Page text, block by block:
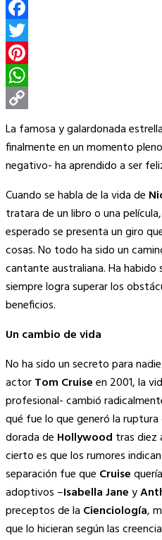
Facebook
Twitter
Pinterest
WhatsApp
Copy
Link
La famosa y galardonada
finalmente en un momento
negativo- ha aprendido a ser
Cuando se habla de la vida de
tratara de un libro o una
esperado se presenta un giro
cosas. No todo ha sido un
cantante australiana. Ha habido
siempre logra superar los
beneficios.
Un cambio de vida
No ha sido un secreto para
actorTom Cruiseen 2001, la
profesional- cambió
qué fue lo que generó la ruptura
dorada de Hollywood tras diez
cierto es que los rumores
separación fue que Cruise
adoptivos –Isabella Janey
preceptos de la Cienciología,
que lo hicieran según las